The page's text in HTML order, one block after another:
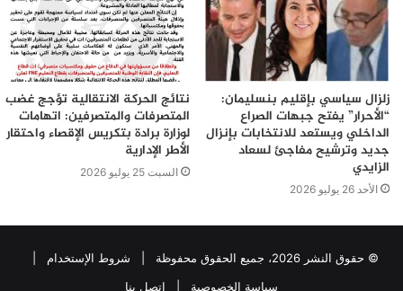
زلزال سياسي بإقليم بنسليمان:
“الأحرار” يفتح جبهات الصراع
الداخلي ويستعد للانتخابات بإنزال
جديد وترشيح مفاجئ لسعاد
الزايدي
الأحد 26 يوليو 2026
نتائج الحركة الانتقالية تؤجج غضب
المتصرفات والمتصرفين: اتهامات
لوزارة برادة بتكريس الإقصاء واحتقار
الأطر الإدارية
السبت 25 يوليو 2026
© حقوق النشر 2026، جميع الحقوق محفوظة | شروط الإستخدام
سياسة الخصوصية
اتصل بنا